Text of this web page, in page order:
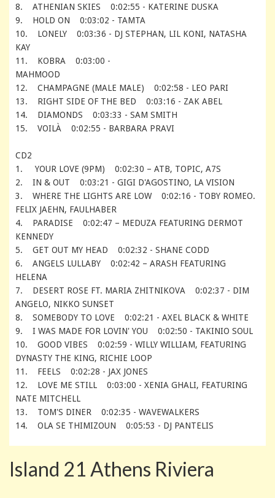
8. ATHENIAN SKIES 0:02:55 - KATERINE DUSKA
9. HOLD ON 0:03:02 - TAMTA
10. LONELY 0:03:36 - DJ STEPHAN, LIL KONI, NATASHA
KAY
11. KOBRA 0:03:00 -
12. CHAMPAGNE (MALE MALE) 0:02:58 - LEO PARI
13. RIGHT SIDE OF THE BED 0:03:16 - ZAK ABEL
14. DIAMONDS 0:03:33 - SAM SMITH
15. VOILÀ 0:02:55 - BARBARA PRAVI
CD2
1. YOUR LOVE (9PM) 0:02:30 – ATB, TOPIC, A7S
2. IN & OUT 0:03:21 - GIGI D'AGOSTINO, LA VISION
3. WHERE THE LIGHTS ARE LOW 0:02:16 - TOBY ROMEO.
FELIX JAEHN, FAULHABER
4. PARADISE 0:02:47 – MEDUZA FEATURING DERMOT
KENNEDY
5. GET OUT MY HEAD 0:02:32 - SHANE CODD
6. ANGELS LULLABY 0:02:42 – ARASH FEATURING
HELENA
7. DESERT ROSE FT. MARIA ZHITNIKOVA 0:02:37 - DIM
ANGELO, NIKKO SUNSET
8. SOMEBODY TO LOVE 0:02:21 - AXEL BLACK & WHITE
9. I WAS MADE FOR LOVIN' YOU 0:02:50 - TAKINIO SOUL
10. GOOD VIBES 0:02:59 - WILLY WILLIAM, FEATURING
DYNASTY THE KING, RICHIE LOOP
11. FEELS 0:02:28 - JAX JONES
12. LOVE ME STILL 0:03:00 - XENIA GHALI, FEATURING
NATE MITCHELL
13. TOM'S DINER 0:02:35 - WAVEWALKERS
14. OLA SE THIMIZOUN 0:05:53 - DJ PANTELIS
Island 21 Athens Riviera